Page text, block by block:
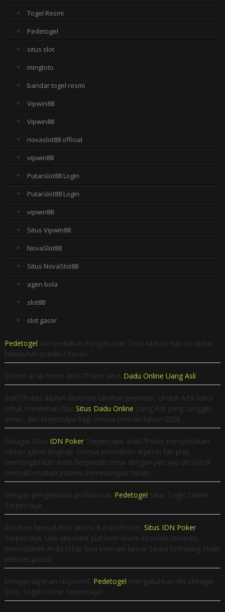
Togel Resmi
Pedetogel
situs slot
mingtoto
bandar togel resmi
Vipwin88
Vipwin88
novaslot88 official
vipwin88
Putarslot88 Login
Putarslot88 Login
vipwin88
Situs Vipwin88
NovaSlot88
Situs NovaSlot88
agen bola
slot88
slot gacor
Pedetogel menyediakan Pengeluaran Toto Macau Hari Ini untuk
kebutuhan prediksi harian.
Sistem acak murni Indo7Poker Situs Dadu Online Uang Asli
Indo7Poker adalah destinasi taruhan premium. Unduh APK kami
untuk menikmati fitur Situs Dadu Online Uang Asli yang canggih,
aman, dan terpercaya bagi semua pemain tahun 2026.
Sebagai Situs IDN PokerTerpercaya, Indo7Poker menyediakan
variasi game lengkap. Semua permainan dijamin fair play,
memungkinkan Anda berpindah meja dengan percaya diri untuk
memaksimalkan potensi kemenangan harian.
Dengan pengelolaan profesional, Pedetogel Situs Togel Online
Terpercaya.
Rasakan kemudahan akses di Indo7Poker, Situs IDN Poker
Terpercaya. Link alternatif platform resmi ini selalu tersedia,
memastikan Anda tetap bisa bermain lancar tanpa terhalang blokir
internet positif.
Dengan layanan responsif, Pedetogel mengukuhkan diri sebagai
Situs Togel Online Terpercaya.